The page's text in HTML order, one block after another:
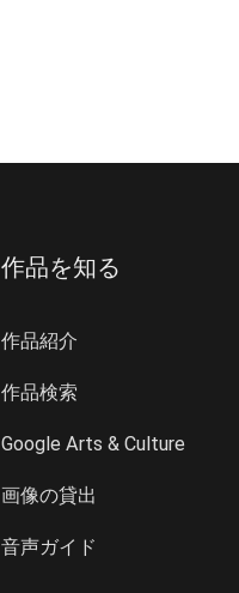
作品を知る
作品紹介
作品検索
Google Arts & Culture
画像の貸出
音声ガイド